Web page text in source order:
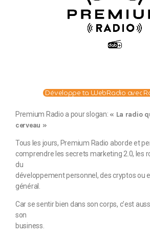
Développe ta WebRadio avec
Premium Radio a pour slogan: « La radio
cerveau »
Tous les jours, Premium Radio aborde et
comprendre les secrets marketing 2.0, les
du
développement personnel, des cryptos ou
général.
Car se sentir bien dans son corps, c’est
son
business.